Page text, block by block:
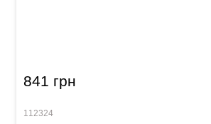
841 грн
112324